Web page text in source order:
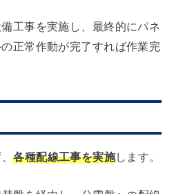
工事を実施し、最終的にパネ
正常作動が完了すれば作業完
各種配線工事を実施します。